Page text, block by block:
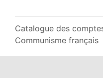
Catalogue des
Communisme français